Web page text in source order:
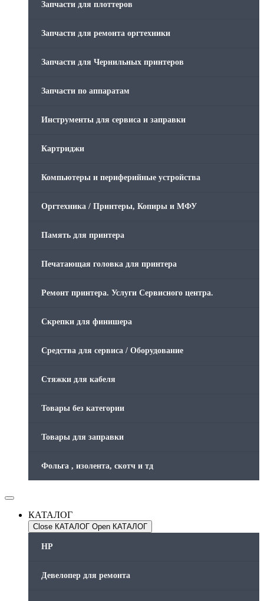
Запчасти для плоттеров
Запчасти для ремонта оргтехники
Запчасти для Чернильных принтеров
Запчасти по аппаратам
Инструменты для сервиса и заправки
Картриджи
Компьютеры и периферийные устройства
Оргтехника / Принтеры, Копиры и МФУ
Память для принтера
Печатающая головка для принтера
Ремонт принтера. Услуги Сервисного центра.
Скрепки для финишера
Средства для сервиса / Оборудование
Стяжки для кабеля
Товары без категории
Товары для заправки
Фольга , изолента, скотч и тд
КАТАЛОГ
Close КАТАЛОГ Open КАТАЛОГ
HP
Девелопер для ремонта